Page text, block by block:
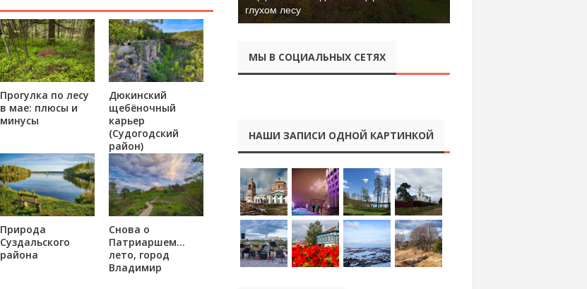
Прогулка по лесу
в мае: плюсы и
минусы
Дюкинский
щебёночный
карьер
(Судогодский
район)
Природа
Суздальского
района
Снова о
Патриаршем…
лето, город
Владимир
глухом лесу
МЫ В СОЦИАЛЬНЫХ СЕТЯХ
НАШИ ЗАПИСИ ОДНОЙ КАРТИНКОЙ